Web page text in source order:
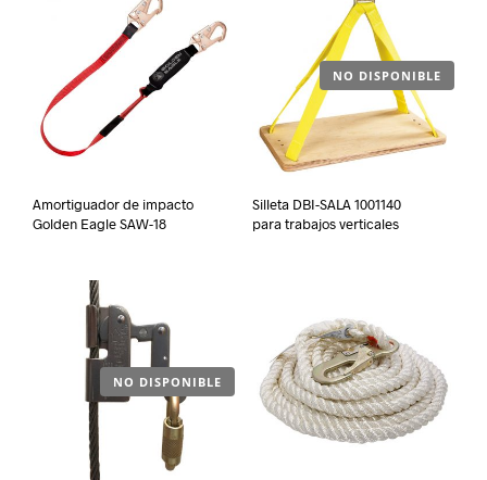
Amortiguador de impacto
Golden Eagle SAW-18
NO DISPONIBLE
Silleta DBI-SALA 1001140
para trabajos verticales
NO DISPONIBLE